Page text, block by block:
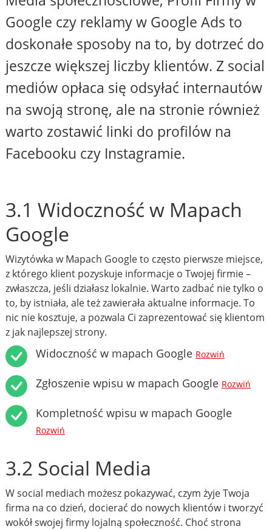
Google czy reklamy w Google Ads to
doskonałe sposoby na to, by dotrzeć do
jeszcze większej liczby klientów. Z social
mediów opłaca się odsyłać internautów
na swoją stronę, ale na stronie również
warto zostawić linki do profilów na
Facebooku czy Instagramie.
3.1 Widoczność w Mapach
Google
Wizytówka w Mapach Google to często pierwsze miejsce,
z którego klient pozyskuje informacje o Twojej firmie –
zwłaszcza, jeśli działasz lokalnie. Warto zadbać nie tylko o
to, by istniała, ale też zawierała aktualne informacje. To
nic nie kosztuje, a pozwala Ci zaprezentować się klientom
z jak najlepszej strony.
Widoczność w mapach Google Rozwiń
Zgłoszenie wpisu w mapach Google Rozwiń
Kompletność wpisu w mapach Google
Rozwiń
3.2 Social Media
W social mediach możesz pokazywać, czym żyje Twoja
firma na co dzień, docierać do nowych klientów i tworzyć
wokół swojej firmy lojalną społeczność. Choć strona